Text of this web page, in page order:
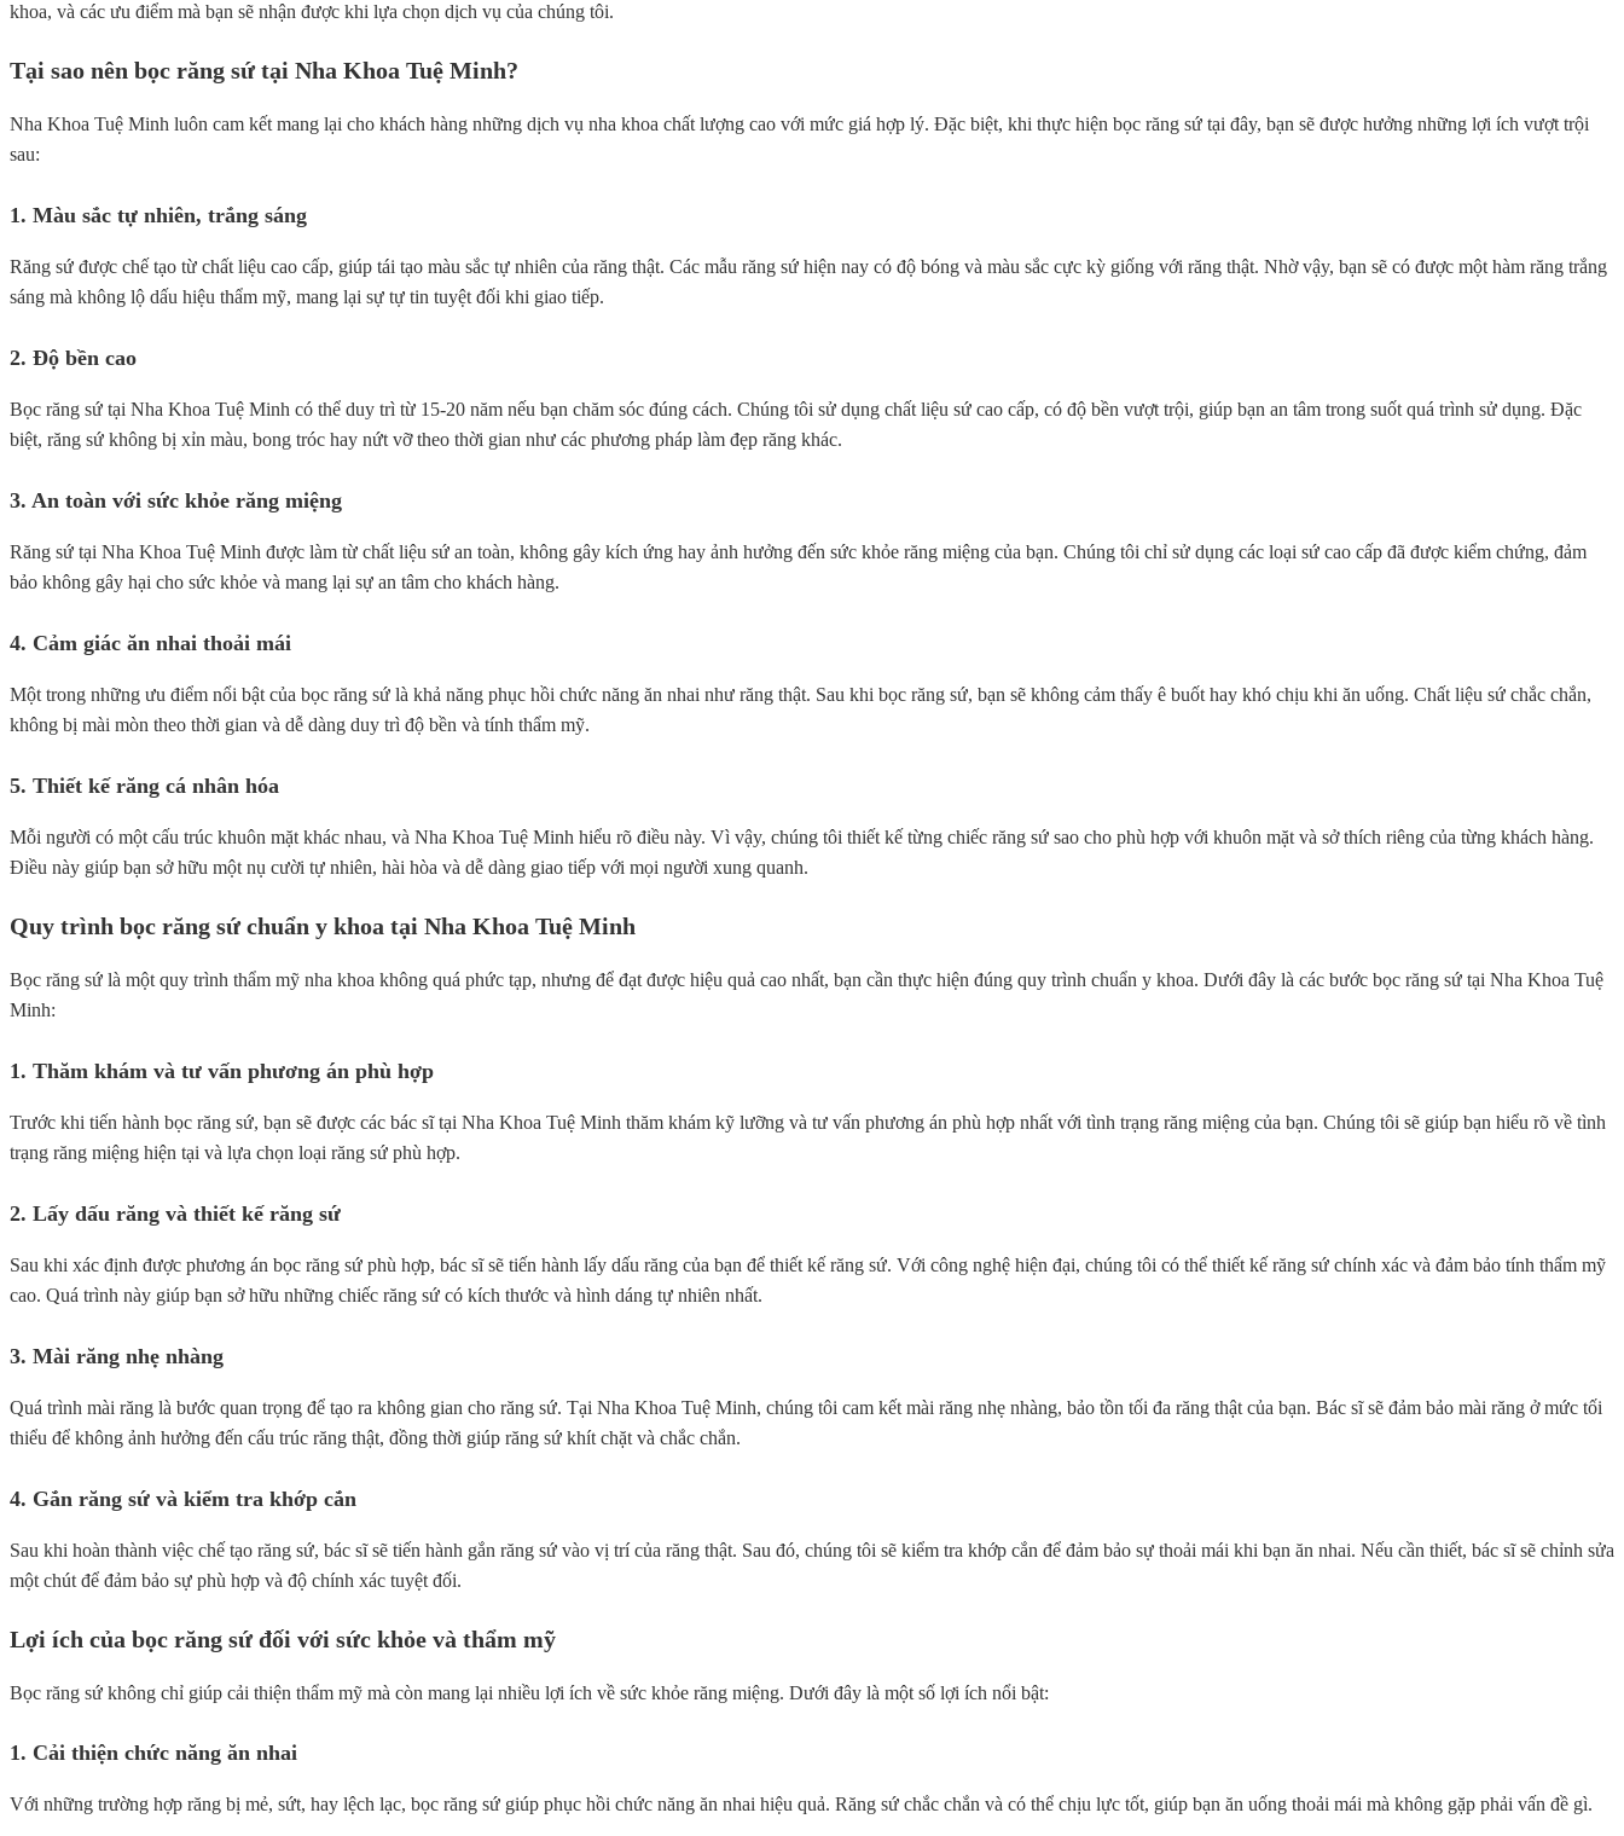
khoa, và các ưu điểm mà bạn sẽ nhận được khi lựa chọn dịch vụ của chúng tôi.
Tại sao nên bọc răng sứ tại Nha Khoa Tuệ Minh?
Nha Khoa Tuệ Minh luôn cam kết mang lại cho khách hàng những dịch vụ nha khoa chất lượng cao với mức giá hợp lý. Đặc biệt, khi thực hiện bọc răng sứ tại đây, bạn sẽ được hưởng những lợi ích vượt trội
sau:
1. Màu sắc tự nhiên, trắng sáng
Răng sứ được chế tạo từ chất liệu cao cấp, giúp tái tạo màu sắc tự nhiên của răng thật. Các mẫu răng sứ hiện nay có độ bóng và màu sắc cực kỳ giống với răng thật. Nhờ vậy, bạn sẽ có được một hàm răng trắng
sáng mà không lộ dấu hiệu thẩm mỹ, mang lại sự tự tin tuyệt đối khi giao tiếp.
2. Độ bền cao
Bọc răng sứ tại Nha Khoa Tuệ Minh có thể duy trì từ 15-20 năm nếu bạn chăm sóc đúng cách. Chúng tôi sử dụng chất liệu sứ cao cấp, có độ bền vượt trội, giúp bạn an tâm trong suốt quá trình sử dụng. Đặc
biệt, răng sứ không bị xỉn màu, bong tróc hay nứt vỡ theo thời gian như các phương pháp làm đẹp răng khác.
3. An toàn với sức khỏe răng miệng
Răng sứ tại Nha Khoa Tuệ Minh được làm từ chất liệu sứ an toàn, không gây kích ứng hay ảnh hưởng đến sức khỏe răng miệng của bạn. Chúng tôi chỉ sử dụng các loại sứ cao cấp đã được kiểm chứng, đảm
bảo không gây hại cho sức khỏe và mang lại sự an tâm cho khách hàng.
4. Cảm giác ăn nhai thoải mái
Một trong những ưu điểm nổi bật của bọc răng sứ là khả năng phục hồi chức năng ăn nhai như răng thật. Sau khi bọc răng sứ, bạn sẽ không cảm thấy ê buốt hay khó chịu khi ăn uống. Chất liệu sứ chắc chắn,
không bị mài mòn theo thời gian và dễ dàng duy trì độ bền và tính thẩm mỹ.
5. Thiết kế răng cá nhân hóa
Mỗi người có một cấu trúc khuôn mặt khác nhau, và Nha Khoa Tuệ Minh hiểu rõ điều này. Vì vậy, chúng tôi thiết kế từng chiếc răng sứ sao cho phù hợp với khuôn mặt và sở thích riêng của từng khách hàng.
Điều này giúp bạn sở hữu một nụ cười tự nhiên, hài hòa và dễ dàng giao tiếp với mọi người xung quanh.
Quy trình bọc răng sứ chuẩn y khoa tại Nha Khoa Tuệ Minh
Bọc răng sứ là một quy trình thẩm mỹ nha khoa không quá phức tạp, nhưng để đạt được hiệu quả cao nhất, bạn cần thực hiện đúng quy trình chuẩn y khoa. Dưới đây là các bước bọc răng sứ tại Nha Khoa Tuệ
Minh:
1. Thăm khám và tư vấn phương án phù hợp
Trước khi tiến hành bọc răng sứ, bạn sẽ được các bác sĩ tại Nha Khoa Tuệ Minh thăm khám kỹ lưỡng và tư vấn phương án phù hợp nhất với tình trạng răng miệng của bạn. Chúng tôi sẽ giúp bạn hiểu rõ về tình
trạng răng miệng hiện tại và lựa chọn loại răng sứ phù hợp.
2. Lấy dấu răng và thiết kế răng sứ
Sau khi xác định được phương án bọc răng sứ phù hợp, bác sĩ sẽ tiến hành lấy dấu răng của bạn để thiết kế răng sứ. Với công nghệ hiện đại, chúng tôi có thể thiết kế răng sứ chính xác và đảm bảo tính thẩm mỹ
cao. Quá trình này giúp bạn sở hữu những chiếc răng sứ có kích thước và hình dáng tự nhiên nhất.
3. Mài răng nhẹ nhàng
Quá trình mài răng là bước quan trọng để tạo ra không gian cho răng sứ. Tại Nha Khoa Tuệ Minh, chúng tôi cam kết mài răng nhẹ nhàng, bảo tồn tối đa răng thật của bạn. Bác sĩ sẽ đảm bảo mài răng ở mức tối
thiểu để không ảnh hưởng đến cấu trúc răng thật, đồng thời giúp răng sứ khít chặt và chắc chắn.
4. Gắn răng sứ và kiểm tra khớp cắn
Sau khi hoàn thành việc chế tạo răng sứ, bác sĩ sẽ tiến hành gắn răng sứ vào vị trí của răng thật. Sau đó, chúng tôi sẽ kiểm tra khớp cắn để đảm bảo sự thoải mái khi bạn ăn nhai. Nếu cần thiết, bác sĩ sẽ chỉnh sửa
một chút để đảm bảo sự phù hợp và độ chính xác tuyệt đối.
Lợi ích của bọc răng sứ đối với sức khỏe và thẩm mỹ
Bọc răng sứ không chỉ giúp cải thiện thẩm mỹ mà còn mang lại nhiều lợi ích về sức khỏe răng miệng. Dưới đây là một số lợi ích nổi bật:
1. Cải thiện chức năng ăn nhai
Với những trường hợp răng bị mẻ, sứt, hay lệch lạc, bọc răng sứ giúp phục hồi chức năng ăn nhai hiệu quả. Răng sứ chắc chắn và có thể chịu lực tốt, giúp bạn ăn uống thoải mái mà không gặp phải vấn đề gì.